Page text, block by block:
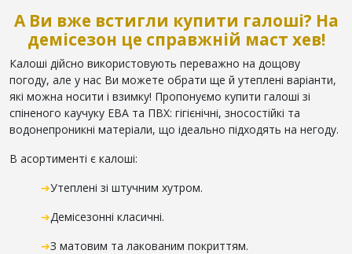
А Ви вже встигли купити галоші? На
демісезон це справжній маст хев!
Калоші дійсно використовують переважно на дощову
погоду, але у нас Ви можете обрати ще й утеплені варіанти,
які можна носити і взимку! Пропонуємо купити галоші зі
спіненого каучуку ЕВА та ПВХ: гігієнічні, зносостійкі та
водонепроникні матеріали, що ідеально підходять на негоду.
В асортименті є калоші:
➔Утеплені зі штучним хутром.
➔Демісезонні класичні.
➔З матовим та лакованим покриттям.